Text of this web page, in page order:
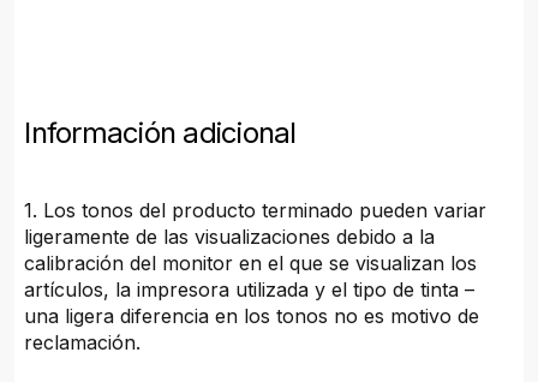
Información adicional
1. Los tonos del producto terminado pueden variar
ligeramente de las visualizaciones debido a la
calibración del monitor en el que se visualizan los
artículos, la impresora utilizada y el tipo de tinta –
una ligera diferencia en los tonos no es motivo de
reclamación.